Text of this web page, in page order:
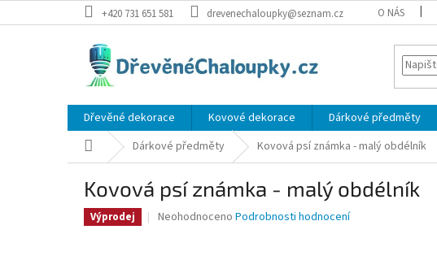
na
+420 731 651 581 drevenechaloupky@seznam.cz O NÁS
Dřevěné dekorace Kovové dekorace Dárkové předměty
Domů Dárkové předměty Kovová psí známka - malý obdélník
Kovová psí známka - malý obdélník
Výprodej
Průměrné
Neohodnoceno Podrobnosti hodnocení